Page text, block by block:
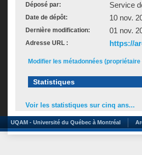
Déposé par: Service
Date de dépôt: 10 nov.
Dernière modification: 01 nov.
Adresse URL : https://
Modifier les métadonnées
Statistiques
Voir les statistiques sur cinq ans...
UQAM - Université du Québec à Montréal